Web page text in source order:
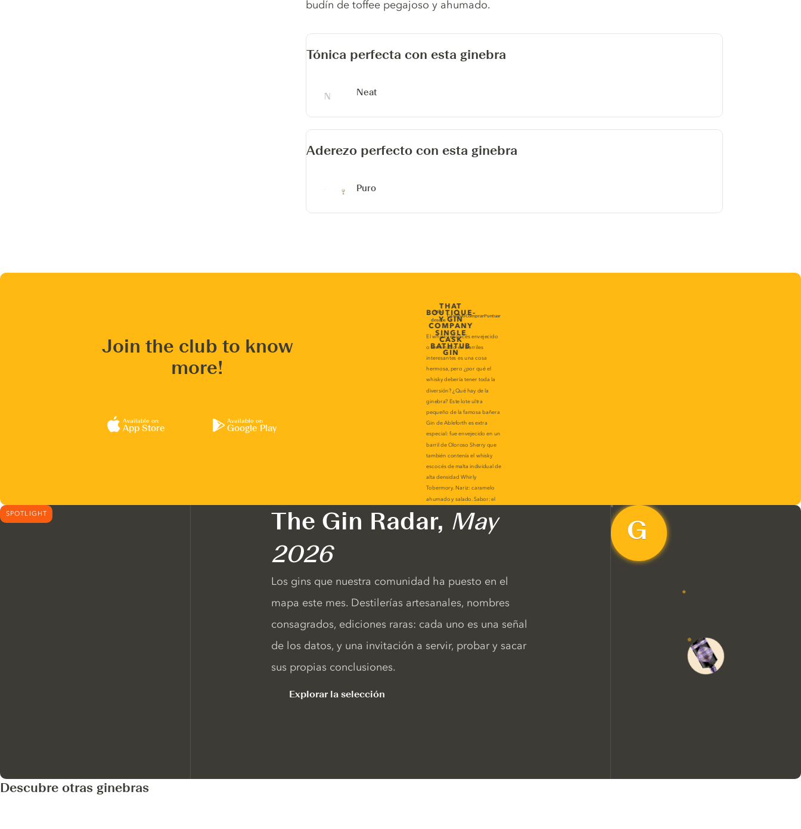
budín de toffee pegajoso y ahumado.
Tónica perfecta con esta ginebra
Neat
Aderezo perfecto con esta ginebra
Puro
Join the club to know
more!
Available on
App Store
Available on
Google Play
SPOTLIGHT The Gin Radar, May
2026
Los gins que nuestra comunidad ha puesto en el
mapa este mes. Destilerías artesanales, nombres
consagrados, ediciones raras: cada uno es una señal
de los datos, y una invitación a servir, probar y sacar
sus propias conclusiones.
Explorar la selección
Descubre otras ginebras